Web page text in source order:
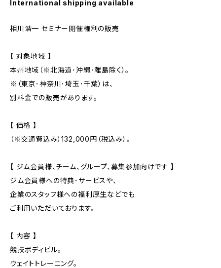
International shipping available
相川浩一 セミナー開催権利の販売
【 対象地域 】
本州地域（※北海道･沖縄･離島除く）。
※（東京･神奈川･埼玉･千葉）は、
別料金での販売があります。
【 価格 】
（※交通費込み）132,000円（税込み）。
【 ジム会員様、チーム、グループ、募集参加向けです 】
ジム会員様への特典･サービスや、
企業のスタッフ様への福利厚生などでも
ご利用いただいております。
【 内容 】
競技ボディビル。
ウェイトトレーニング。